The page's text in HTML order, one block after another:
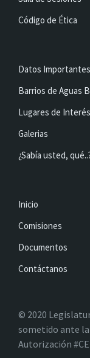
Código de Ética
Datos
Barrios de Aguas
Lugares de Interés
Galerias
¿Sabía usted,
Inicio
Comisiones
Documentos
Contáctanos
© 2020
sometido ante la
Autorización